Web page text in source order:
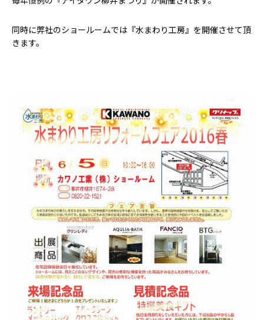
同時に弊社のショールームでは『水まわり工房』を開催させて頂
きます。